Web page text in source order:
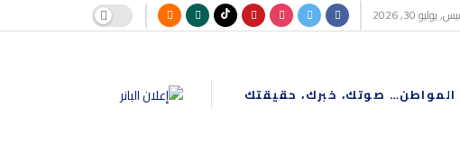
يوليو 30, 2026
صوتك، خبرك، حقيقتك